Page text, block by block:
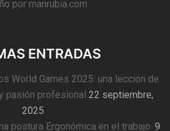
por manrubia.com
ENTRADAS
World Games 2025: una lección de
pasión profesional 22 septiembre,
2025
postura Ergonómica en el trabajo. 9